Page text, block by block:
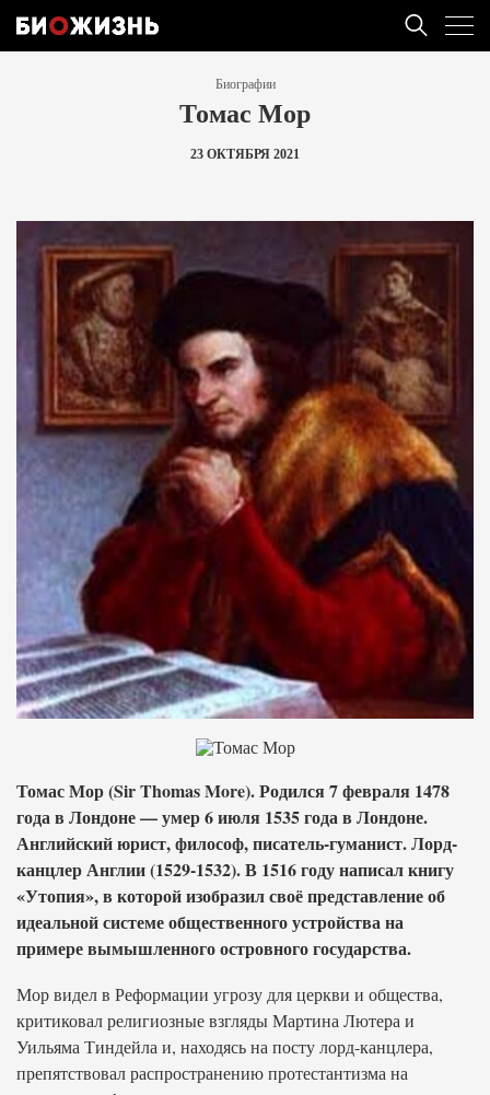
Биографии
Томас Мор
23 ОКТЯБРЯ 2021
Томас Мор (Sir Thomas More). Родился 7 февраля 1478
года в Лондоне — умер 6 июля 1535 года в Лондоне.
Английский юрист, философ, писатель-гуманист. Лорд-
канцлер Англии (1529-1532). В 1516 году написал книгу
«Утопия», в которой изобразил своё представление об
идеальной системе общественного устройства на
примере вымышленного островного государства.
Мор видел в Реформации угрозу для церкви и общества,
критиковал религиозные взгляды Мартина Лютера и
Уильяма Тиндейла и, находясь на посту лорд-канцлера,
препятствовал распространению протестантизма на